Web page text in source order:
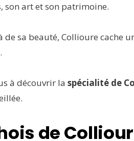
son art et son patrimoine.
de sa beauté, Collioure cache
à découvrir la spécialité de
de